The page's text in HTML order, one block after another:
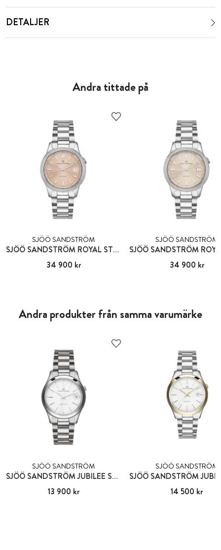
DETALJER
Andra tittade på
SJÖÖ SANDSTRÖM
SJÖÖ SANDSTRÖM ROYAL STEEL CLASSIC
Pris:34 900 kr
34 900 kr
SJÖÖ SANDSTRÖM
Pris:34 900 kr
34 900 kr
Andra produkter från samma varumärke
SJÖÖ SANDSTRÖM
SJÖÖ SANDSTRÖM JUBILEE STEEL LADY
Pris: 13 900 kr
13 900 kr
SJÖÖ SANDSTRÖM
Pris: 14 500 kr
14 500 kr